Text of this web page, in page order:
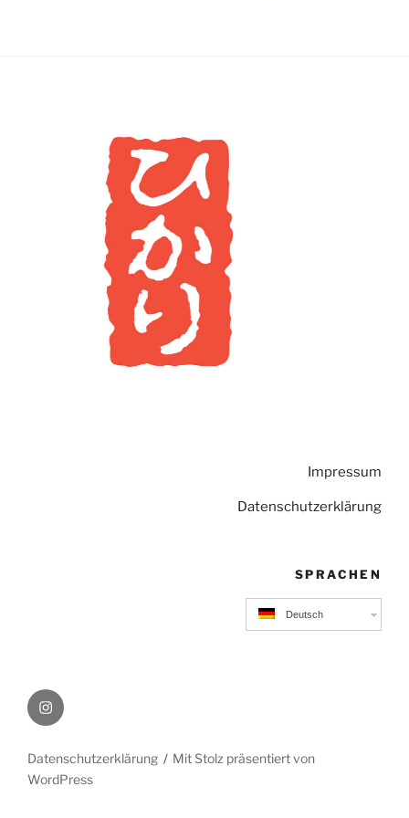
Impressum
Datenschutzerklärung
SPRACHEN
Deutsch
Instagram
Datenschutzerklärung
Mit Stolz präsentiert von
WordPress